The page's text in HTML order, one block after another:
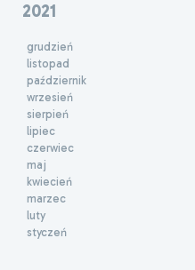
2021
grudzień
listopad
październik
wrzesień
sierpień
lipiec
czerwiec
maj
kwiecień
marzec
luty
styczeń